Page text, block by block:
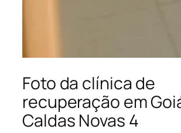
Foto da clínica de
recuperação em
Caldas Novas 4